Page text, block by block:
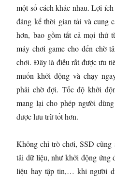
một số cách khác nhau. Lợi
đáng kể thời gian tải và cung
hơn, bao gồm tất cả mọi thứ
máy chơi game cho đến chờ
chơi. Đây là điều rất được ưu
muốn khởi động và chạy
phải chờ đợi. Tốc độ khởi
mang lại cho phép người
được lưu trữ tốt hơn.
Không chỉ trò chơi, SSD cũng
tải dữ liệu, như khởi động ứng
liệu hay tập tin,… khi người